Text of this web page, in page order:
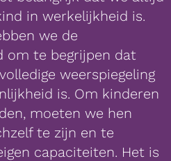
in werkelijkheid is.
we de
om te begrijpen dat
weerspiegeling
is. Om kinderen
moeten we hen
te zijn en te
capaciteiten. Het is